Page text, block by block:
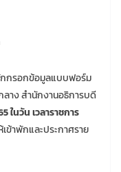
กรอกข้อมูลแบบฟอร์ม
าง สำนักงานอธิการบดี
ในวัน เวลาราชการ
าพักและประกาศราย